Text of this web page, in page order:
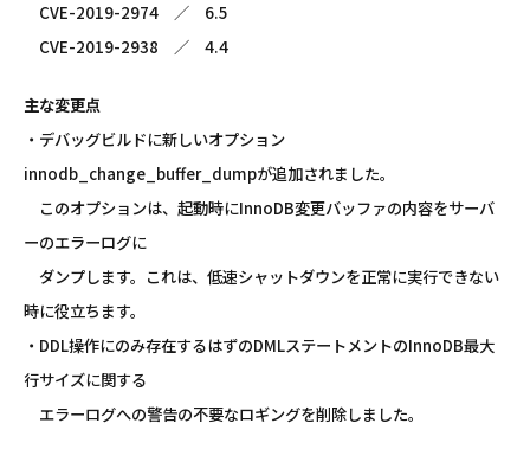
CVE-2019-2974 ／ 6.5
CVE-2019-2938 ／ 4.4
主な変更点
・デバッグビルドに新しいオプション
innodb_change_buffer_dumpが追加されました。
このオプションは、起動時にInnoDB変更バッファの内容をサーバ
ーのエラーログに
ダンプします。これは、低速シャットダウンを正常に実行できない
時に役立ちます。
・DDL操作にのみ存在するはずのDMLステートメントのInnoDB最大
行サイズに関する
エラーログへの警告の不要なロギングを削除しました。